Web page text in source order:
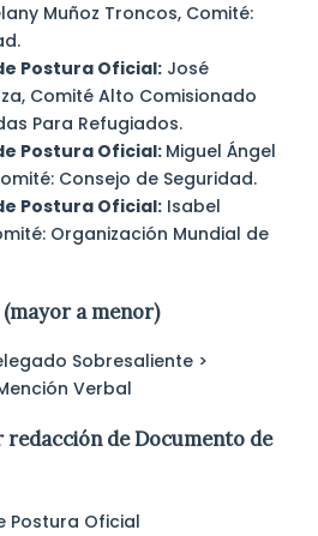
Muñoz Troncos, Comité:
Postura Oficial: José
Comité Alto Comisionado
Para Refugiados.
Postura Oficial: Miguel Ángel
Consejo de Seguridad.
Postura Oficial: Isabel
Organización Mundial de
a menor)
Sobresaliente >
Verbal
redacción de Documento de
Postura Oficial